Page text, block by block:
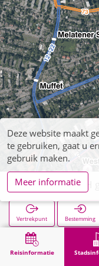
Reisinformatie
Vertrekpunt Bestemming
Stadsinformatie
Deze website maakt
te gebruiken, gaat u
gebruik maken.
Meer informatie